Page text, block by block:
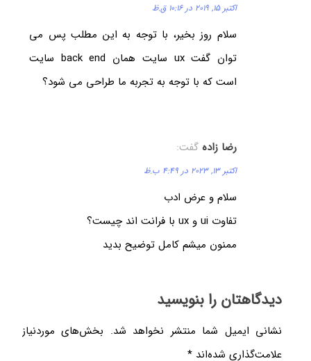
اکتبر 15, 2019 در 10:16 ق.ظ
سلام روز بخیر، با توجه به این مطلب پس می
توان گفت ux سایت همان back end سایت
است که با توجه به تجربه ما طراحی می شود؟
رضا زاده گفت:
اکتبر 13, 2023 در 4:49 ب.ظ
سلام و عرض ادب
تفاوت ui و ux با فرانت اند چیست؟
ممنون میشم کامل توضیح بدید
دیدگاهتان را بنویسید
نشانی ایمیل شما منتشر نخواهد شد.
بخش‌های موردنیاز
علامت‌گذاری شده‌اند *